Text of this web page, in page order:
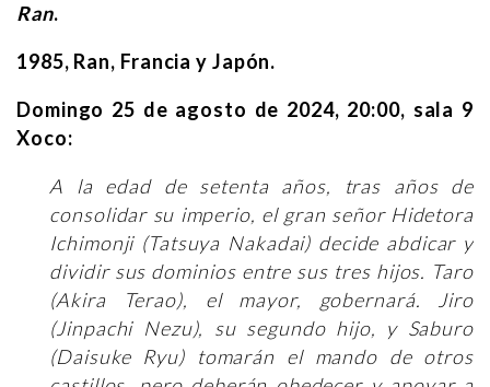
Ran.
1985, Ran, Francia y Japón.
Domingo 25 de agosto de 2024, 20:00, sala 9
Xoco:
A la edad de setenta años, tras años de
consolidar su imperio, el gran señor Hidetora
Ichimonji (Tatsuya Nakadai) decide abdicar y
dividir sus dominios entre sus tres hijos. Taro
(Akira Terao), el mayor, gobernará. Jiro
(Jinpachi Nezu), su segundo hijo, y Saburo
(Daisuke Ryu) tomarán el mando de otros